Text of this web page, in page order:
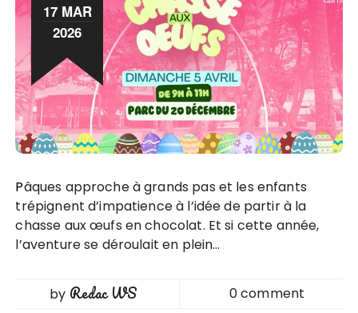
17 MAR
2026
Pâques approche à grands pas et les enfants
trépignent d’impatience à l’idée de partir à la
chasse aux œufs en chocolat. Et si cette année,
l’aventure se déroulait en plein…
by Redac WS 0 comment